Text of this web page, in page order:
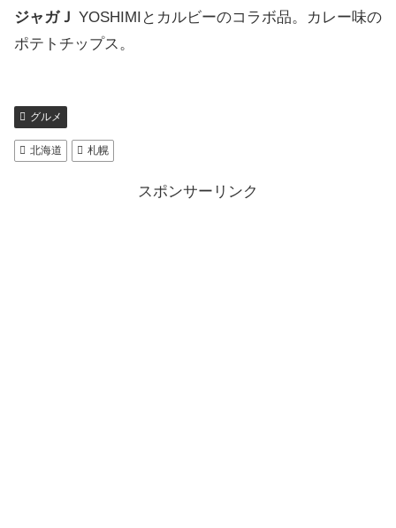
ジャガＪ YOSHIMIとカルビーのコラボ品。カレー味の
ポテトチップス。
グルメ
北海道 札幌
スポンサーリンク